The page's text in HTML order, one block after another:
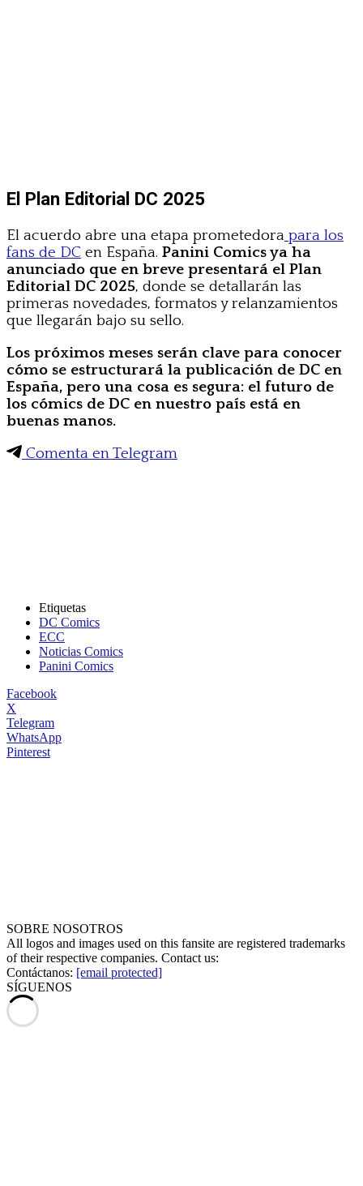
El Plan Editorial DC 2025
El acuerdo abre una etapa prometedora para los
fans de DC en España. Panini Comics ya ha
anunciado que en breve presentará el Plan
Editorial DC 2025, donde se detallarán las
primeras novedades, formatos y relanzamientos
que llegarán bajo su sello.
Los próximos meses serán clave para conocer
cómo se estructurará la publicación de DC en
España, pero una cosa es segura: el futuro de
los cómics de DC en nuestro país está en
buenas manos.
Comenta en Telegram
Etiquetas
DC Comics
ECC
Noticias Comics
Panini Comics
Facebook
X
Telegram
WhatsApp
Pinterest
SOBRE NOSOTROS
All logos and images used on this fansite are registered trademarks
of their respective companies. Contact us:
Contáctanos: [email protected]
SÍGUENOS